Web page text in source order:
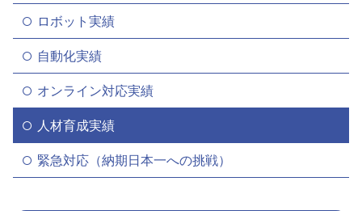
ロボット実績
自動化実績
オンライン対応実績
人材育成実績
緊急対応（納期日本一への挑戦）